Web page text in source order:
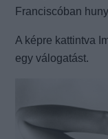
Franciscóban
A képre kattintva
egy válogatást.